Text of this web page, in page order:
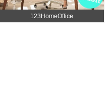
123HomeOffice